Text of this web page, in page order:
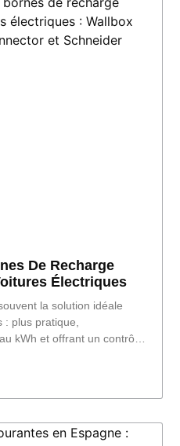
De Recharge
Électriques
la solution idéale
plus pratique,
kWh et offrant un contrôle
préférés (Wallbox